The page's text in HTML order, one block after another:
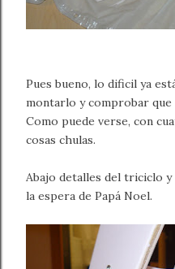
Pues bueno, lo dificil ya
montarlo y comprobar
Como puede verse, con
cosas chulas.
Abajo detalles del triciclo
la espera de Papá Noel.